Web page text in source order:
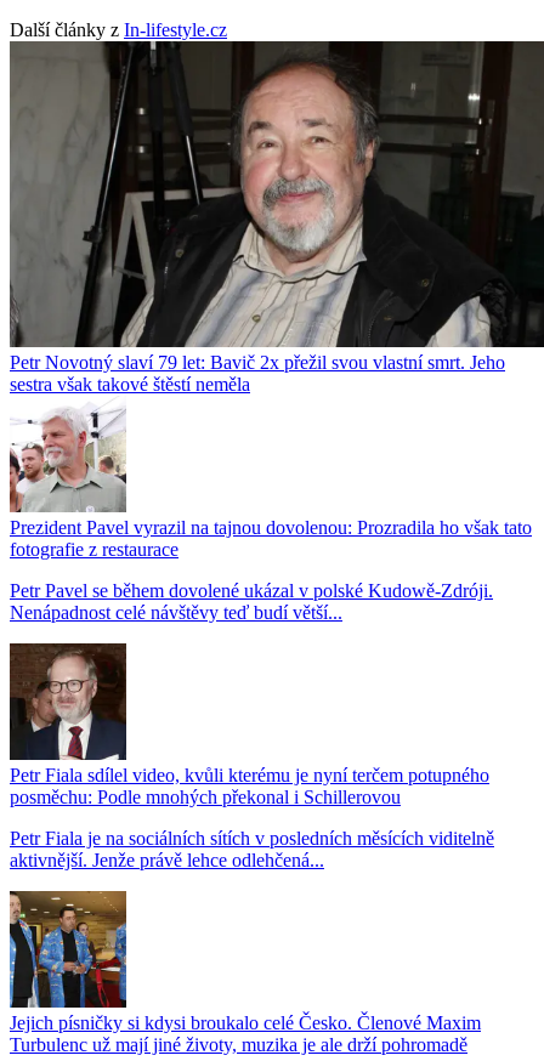
Další články z In-lifestyle.cz
Petr Novotný slaví 79 let: Bavič 2x přežil svou vlastní smrt. Jeho
sestra však takové štěstí neměla
Prezident Pavel vyrazil na tajnou dovolenou: Prozradila ho však tato
fotografie z restaurace
Petr Pavel se během dovolené ukázal v polské Kudowě-Zdróji.
Nenápadnost celé návštěvy teď budí větší...
Petr Fiala sdílel video, kvůli kterému je nyní terčem potupného
posměchu: Podle mnohých překonal i Schillerovou
Petr Fiala je na sociálních sítích v posledních měsících viditelně
aktivnější. Jenže právě lehce odlehčená...
Jejich písničky si kdysi broukalo celé Česko. Členové Maxim
Turbulenc už mají jiné životy, muzika je ale drží pohromadě